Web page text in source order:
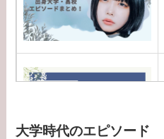
大学時代のエピソード